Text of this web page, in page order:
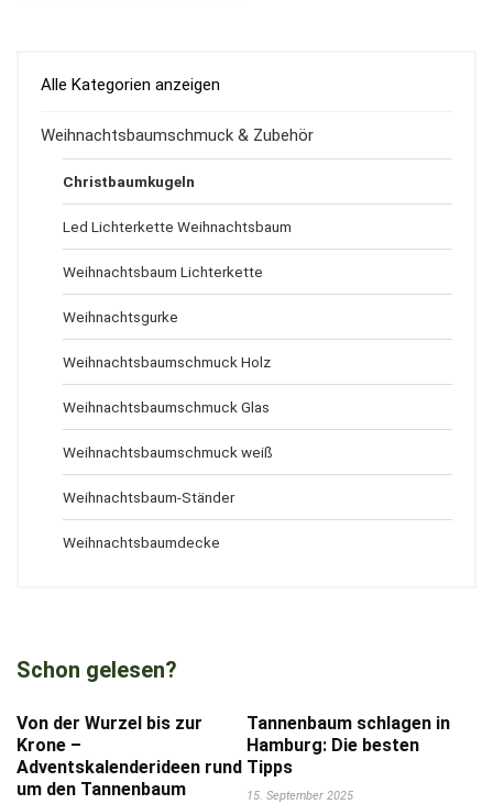
Alle Kategorien anzeigen
Weihnachtsbaumschmuck & Zubehör
Christbaumkugeln
Led Lichterkette Weihnachtsbaum
Weihnachtsbaum Lichterkette
Weihnachtsgurke
Weihnachtsbaumschmuck Holz
Weihnachtsbaumschmuck Glas
Weihnachtsbaumschmuck weiß
Weihnachtsbaum-Ständer
Weihnachtsbaumdecke
Schon gelesen?
Von der Wurzel bis zur
Krone –
Adventskalenderideen rund
um den Tannenbaum
Tannenbaum schlagen in
Hamburg: Die besten
Tipps
15. September 2025